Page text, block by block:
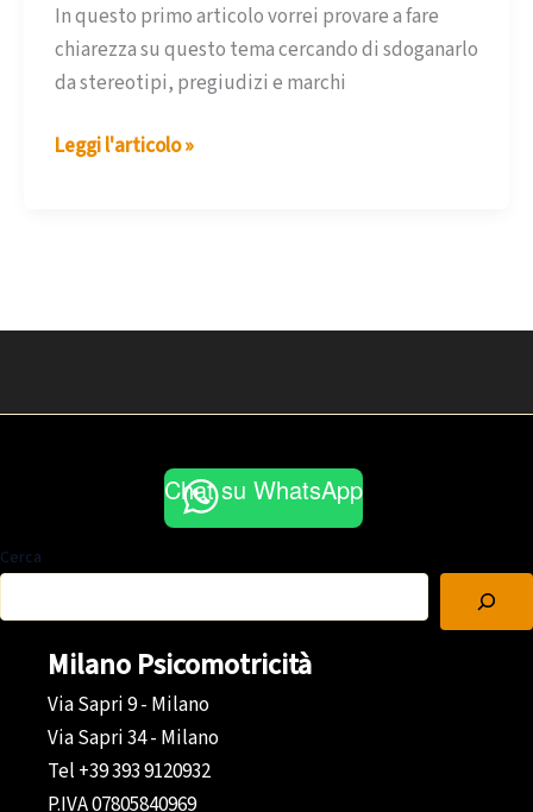
In questo primo articolo vorrei provare a fare
chiarezza su questo tema cercando di sdoganarlo
da stereotipi, pregiudizi e marchi
L’identità
Leggi l'articolo »
Chat su WhatsApp
Cerca
Milano Psicomotricità
Via Sapri 9 - Milano
Via Sapri 34 - Milano
Tel +39 393 9120932
P.IVA 07805840969